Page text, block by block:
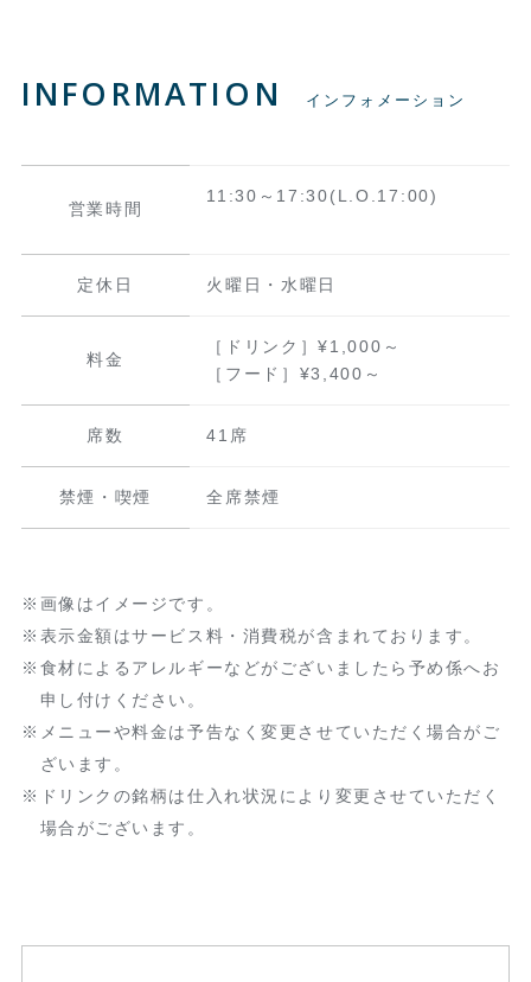
INFORMATION インフォメーション
営業時間
11:30～17:30(L.O.17:00)
定休日 火曜日・水曜日
料金
［ドリンク］¥1,000～
［フード］¥3,400～
席数 41席
禁煙・喫煙 全席禁煙
画像はイメージです。
表示金額はサービス料・消費税が含まれております。
食材によるアレルギーなどがございましたら予め係へお
申し付けください。
メニューや料金は予告なく変更させていただく場合がご
ざいます。
ドリンクの銘柄は仕入れ状況により変更させていただく
場合がございます。